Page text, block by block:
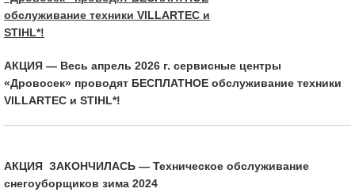
АКЦИЯ — Весь апрель 2026 г. сервисные центры
«Дровосек» проводят БЕСПЛАТНОЕ обслуживание техники
VILLARTEC и STIHL*!
АКЦИЯ ЗАКОНЧИЛАСЬ — Техническое обслуживание
снегоуборщиков зима 2024